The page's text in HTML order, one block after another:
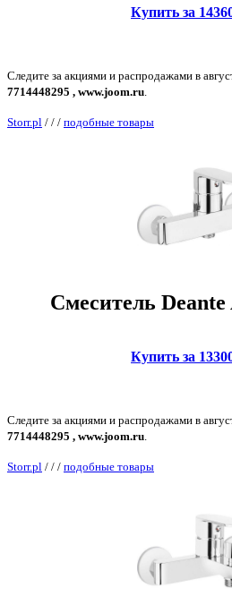
Купить за
Следите за акциями и распродажами в
7714448295 , www.joom.ru
Storr.pl / / / подобные товары
Смеситель
Купить за
Следите за акциями и распродажами в
7714448295 , www.joom.ru
Storr.pl / / / подобные товары